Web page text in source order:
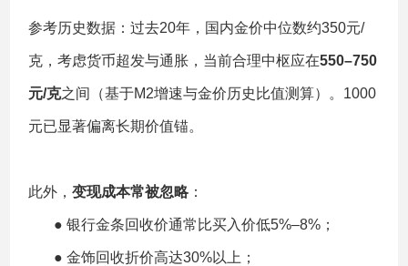
参考历史数据：过去20年，国内金价中位数约350元/
克，考虑货币超发与通胀，当前合理中枢应在550–750
元/克之间（基于M2增速与金价历史比值测算）。1000
元已显著偏离长期价值锚。
此外， 变现成本常被忽略：
● 银行金条回收价通常比买入价低5%–8%；
● 金饰回收折价高达30%以上；